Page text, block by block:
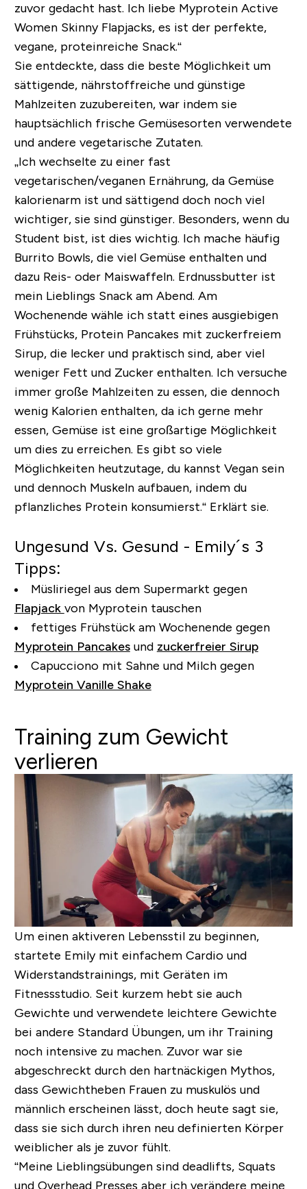
zuvor gedacht hast. Ich liebe Myprotein Active
Women Skinny Flapjacks, es ist der perfekte,
vegane, proteinreiche Snack.“
Sie entdeckte, dass die beste Möglichkeit um
sättigende, nährstoffreiche und günstige
Mahlzeiten zuzubereiten, war indem sie
hauptsächlich frische Gemüsesorten verwendete
und andere vegetarische Zutaten.
„Ich wechselte zu einer fast
vegetarischen/veganen Ernährung, da Gemüse
kalorienarm ist und sättigend doch noch viel
wichtiger, sie sind günstiger. Besonders, wenn du
Student bist, ist dies wichtig. Ich mache häufig
Burrito Bowls, die viel Gemüse enthalten und
dazu Reis- oder Maiswaffeln. Erdnussbutter ist
mein Lieblings Snack am Abend. Am
Wochenende wähle ich statt eines ausgiebigen
Frühstücks, Protein Pancakes mit zuckerfreiem
Sirup, die lecker und praktisch sind, aber viel
weniger Fett und Zucker enthalten. Ich versuche
immer große Mahlzeiten zu essen, die dennoch
wenig Kalorien enthalten, da ich gerne mehr
essen, Gemüse ist eine großartige Möglichkeit
um dies zu erreichen. Es gibt so viele
Möglichkeiten heutzutage, du kannst Vegan sein
und dennoch Muskeln aufbauen, indem du
pflanzliches Protein konsumierst.“ Erklärt sie.
Ungesund Vs. Gesund - Emily´s 3
Tipps:
Müsliriegel aus dem Supermarkt gegen
Flapjack von Myprotein tauschen
fettiges Frühstück am Wochenende gegen
Myprotein Pancakesund zuckerfreier Sirup
Capucciono mit Sahne und Milch gegen
Myprotein Vanille Shake
Training zum Gewicht
verlieren
Um einen aktiveren Lebensstil zu beginnen,
startete Emily mit einfachem Cardio und
Widerstandstrainings, mit Geräten im
Fitnessstudio. Seit kurzem hebt sie auch
Gewichte und verwendete leichtere Gewichte
bei andere Standard Übungen, um ihr Training
noch intensive zu machen. Zuvor war sie
abgeschreckt durch den hartnäckigen Mythos,
dass Gewichtheben Frauen zu muskulös und
männlich erscheinen lässt, doch heute sagt sie,
dass sie sich durch ihren neu definierten Körper
weiblicher als je zuvor fühlt.
“Meine Lieblingsübungen sind deadlifts, Squats
und Overhead Presses aber ich verändere meine